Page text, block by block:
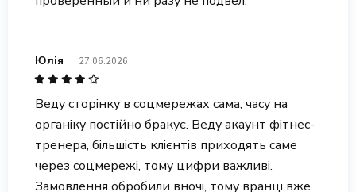
Юлія 27.06.2026
Веду сторінку в соцмережах сама, часу на
органіку постійно бракує. Веду акаунт фітнес-
тренера, більшість клієнтів приходять саме
через соцмережі, тому цифри важливі.
Замовлення обробили вночі, тому вранці вже